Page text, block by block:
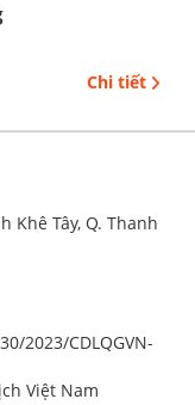
Chi tiết
Khê Tây, Q. Thanh
2023/CDLQGVN-
Việt Nam